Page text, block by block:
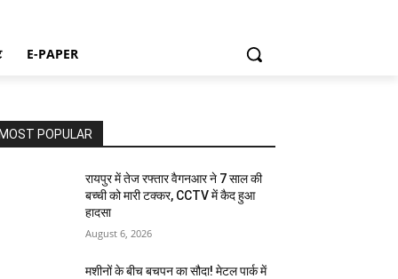
E-PAPER
MOST POPULAR
रायपुर में तेज रफ्तार वैगनआर ने 7 साल की
बच्ची को मारी टक्कर, CCTV में कैद हुआ
हादसा
August 6, 2026
मशीनों के बीच बचपन का सौदा! मेटल पार्क में